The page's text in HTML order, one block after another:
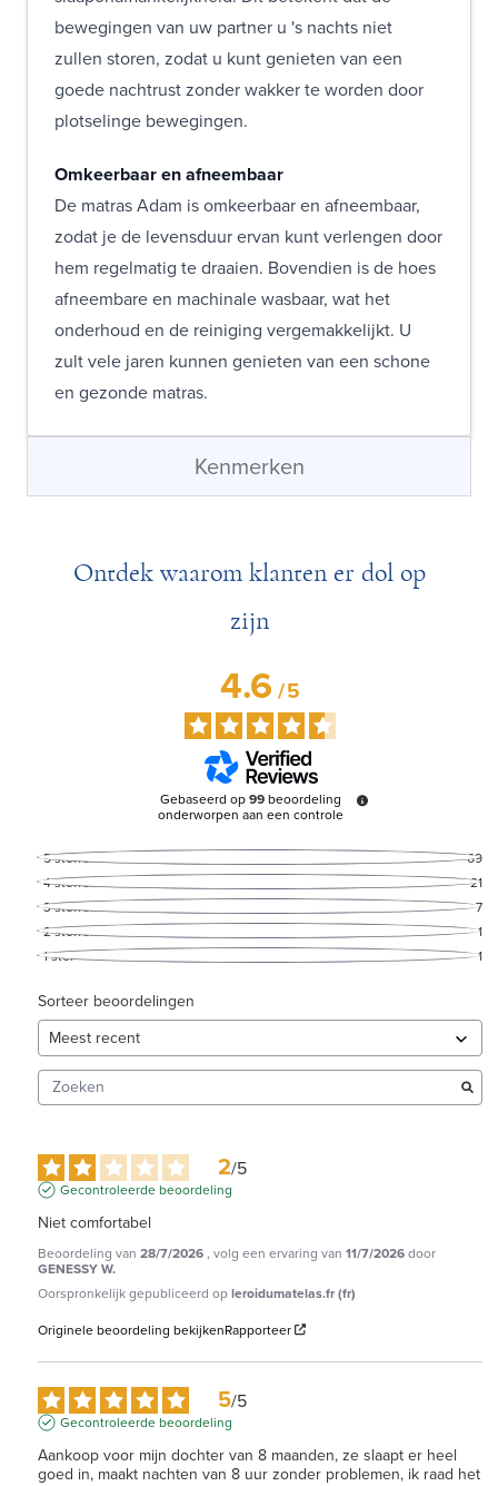
bewegingen van uw partner u 's nachts niet
zullen storen, zodat u kunt genieten van een
goede nachtrust zonder wakker te worden door
plotselinge bewegingen.
Omkeerbaar en afneembaar
De matras Adam is omkeerbaar en afneembaar,
zodat je de levensduur ervan kunt verlengen door
hem regelmatig te draaien. Bovendien is de hoes
afneembare en machinale wasbaar, wat het
onderhoud en de reiniging vergemakkelijkt. U
zult vele jaren kunnen genieten van een schone
en gezonde matras.
Kenmerken
Ontdek waarom klanten er dol op
zijn
4.6/5
Gebaseerd op99beoordeling
onderworpen aan een controle
5sterren
69
4sterren
21
3sterren
7
2sterren
1
1ster 1
Sorteer beoordelingen
2/5
Gecontroleerde beoordeling
Niet comfortabel
Beoordeling van 28/7/2026, volg een ervaring van 11/7/2026door
GENESSY W.
Oorspronkelijk gepubliceerd opleroidumatelas.fr (fr)
Originele beoordeling bekijkenRapporteer
5/5
Gecontroleerde beoordeling
Aankoop voor mijn dochter van 8 maanden, ze slaapt er heel
goed in, maakt nachten van 8 uur zonder problemen, ik raad het